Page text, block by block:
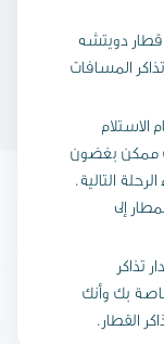
دويتشه
المسافات
الاستلام
ممكن بغضون
الرحلة التالية.
إلى
تذاكر
بك وأنك
القطار.